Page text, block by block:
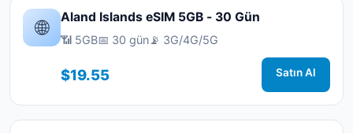
🌐 Aland Islands eSIM 5GB - 30 Gün
📶 5GB📅 30 gün📡 3G/4G/5G
$19.55 Satın Al